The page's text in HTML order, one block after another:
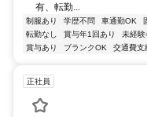
有、転勤...
制服あり 学歴不問 車通勤OK
転勤なし
賞与年1回あり 未経験
賞与あり
ブランクOK 交通費支
正社員